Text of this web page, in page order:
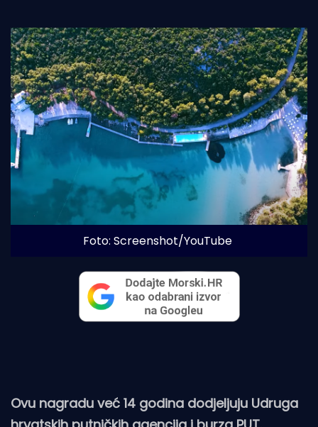
Tradicija i kultura
Foto: Screenshot/YouTube
Ovu nagradu već 14 godina dodjeljuju Udruga